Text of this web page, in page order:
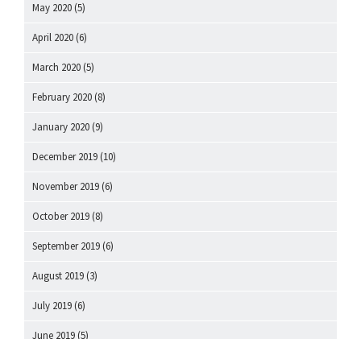
May 2020 (5)
April 2020 (6)
March 2020 (5)
February 2020 (8)
January 2020 (9)
December 2019 (10)
November 2019 (6)
October 2019 (8)
September 2019 (6)
August 2019 (3)
July 2019 (6)
June 2019 (5)